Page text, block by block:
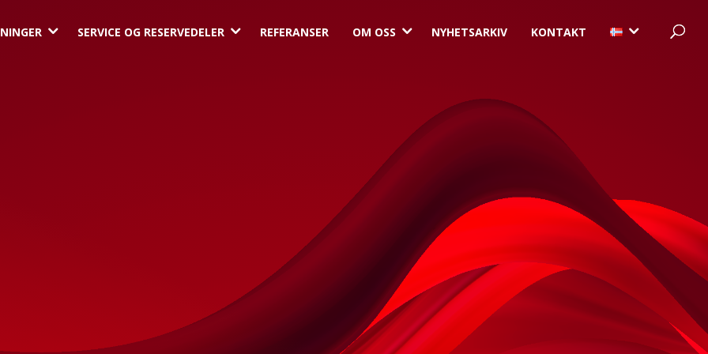
3 SERVICE OG RESERVEDELER 3 REFERANSER OM OSS 3 NYHETSARKIV KONTAKT 3